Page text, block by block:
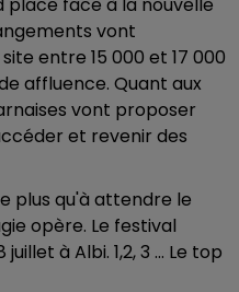
vont
entre 15 000 et 17 000
affluence. Quant aux
vont proposer
et revenir des
plus qu'à attendre le
opère. Le festival
à Albi. 1,2, 3 ... Le top